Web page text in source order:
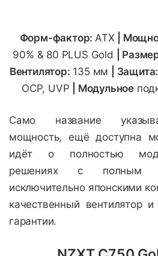
Форм-фактор:ATX
90% & 80 PLUS Gold
|
Вентилятор: 135 мм | Защита:
OCP, UVP
| Модульное
Само название
мощность, ещё доступна
идёт о полностью
решениях с полным
исключительно японскими
качественный вентилятор
гарантии.